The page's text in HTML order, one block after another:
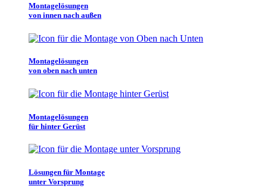
Montagelösungen
von innen nach außen
Montagelösungen
von oben nach unten
Montagelösungen
für hinter Gerüst
Lösungen für Montage
unter Vorsprung